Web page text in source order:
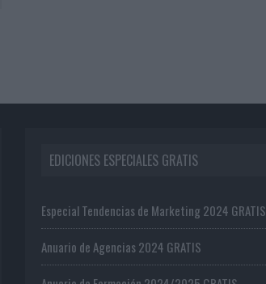
EDICIONES ESPECIALES GRATIS
Especial Tendencias de Marketing 2024 GRATIS
Anuario de Agencias 2024 GRATIS